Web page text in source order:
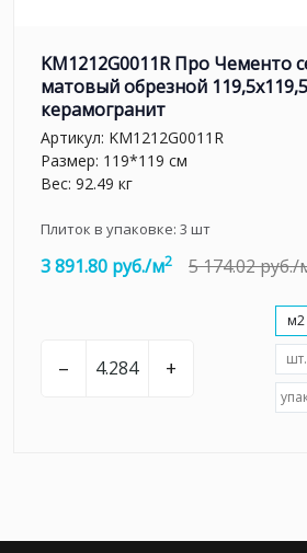
KM1212G0011R Про Чементо
матовый обрезной
керамогранит
Артикул: KM1212G0011R
Размер: 119*119 см
Вес: 92.49 кг
Плиток в упаковке: 3 шт
3 891.80 руб./м2 5 174.02 руб./
– +
м2
шт.